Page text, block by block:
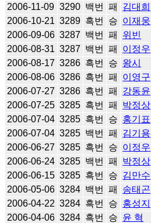
2006-11-09 3290 백번 패 김대희
2006-10-21 3289 흑번 승 이재웅
2006-09-06 3287 백번 패 위빈
2006-08-31 3287 백번 패 이정우
2006-08-17 3286 흑번 승 왕시
2006-08-06 3286 흑번 패 이영구
2006-07-27 3286 흑번 패 강동윤
2006-07-25 3285 흑번 패 박정상
2006-07-04 3285 흑번 승 홍기표
2006-07-04 3285 백번 패 김기용
2006-06-27 3285 흑번 승 이정우
2006-06-24 3285 백번 패 박정상
2006-06-15 3285 흑번 승 김만수
2006-05-06 3284 백번 패 송태곤
2006-04-22 3284 흑번 승 홍성지
2006-04-06 3284 흑번 승 윤 혁